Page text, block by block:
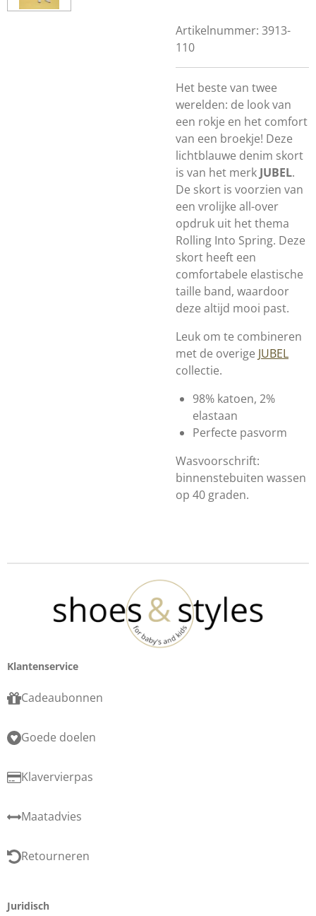
Artikelnummer: 3913-
110
Het beste van twee
werelden: de look van
een rokje en het comfort
van een broekje! Deze
lichtblauwe denim skort
is van het merk JUBEL.
De skort is voorzien van
een vrolijke all-over
opdruk uit het thema
Rolling Into Spring. Deze
skort heeft een
comfortabele elastische
taille band, waardoor
deze altijd mooi past.
Leuk om te combineren
met de overige JUBEL
collectie.
98% katoen, 2%
elastaan
Perfecte pasvorm
Wasvoorschrift:
binnenstebuiten wassen
op 40 graden.
Klantenservice
Cadeaubonnen
Goede doelen
Klavervierpas
Maatadvies
Retourneren
Juridisch